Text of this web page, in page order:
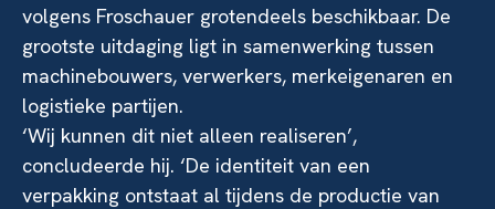
volgens Froschauer grotendeels beschikbaar. De
grootste uitdaging ligt in samenwerking tussen
machinebouwers, verwerkers, merkeigenaren en
logistieke partijen.
‘Wij kunnen dit niet alleen realiseren’,
concludeerde hij. ‘De identiteit van een
verpakking ontstaat al tijdens de productie van